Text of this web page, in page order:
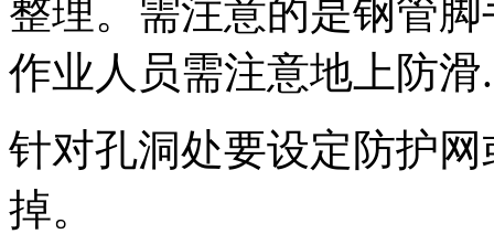
整理。需注意的是钢管
作业人员需注意地上防
针对孔洞处要设定防护
掉。